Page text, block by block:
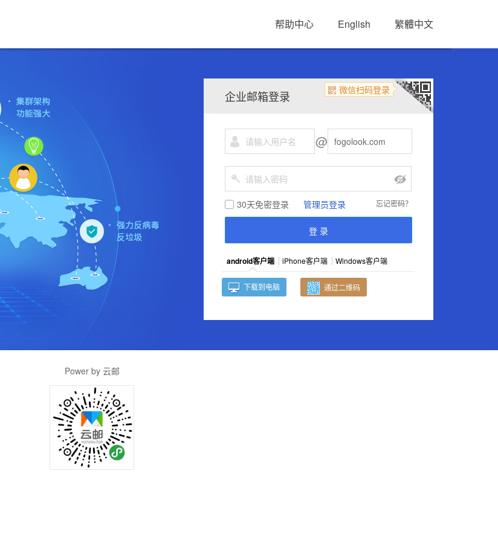
帮助中心 English 繁體中文
企业邮箱登录 微信扫码登录
@
30天免密登录 管理员登录 忘记密码？
android客户端 iPhone客户端 Windows客户端
下载到电脑 通过二维码
Power by 云邮